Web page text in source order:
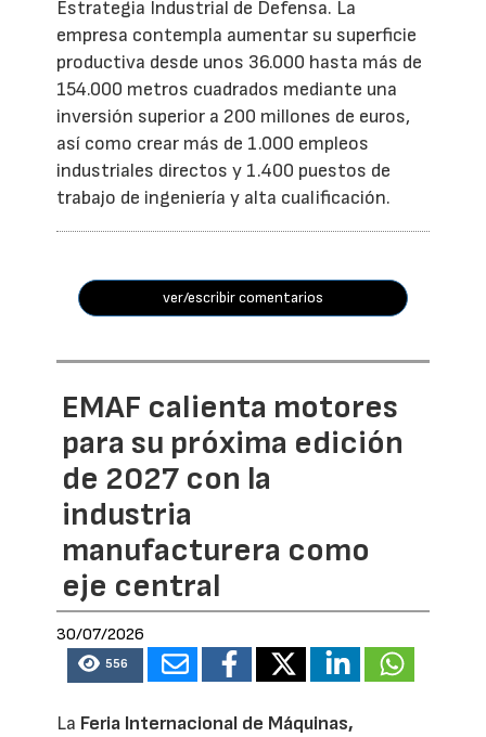
Estrategia Industrial de Defensa. La
empresa contempla aumentar su superficie
productiva desde unos 36.000 hasta más de
154.000 metros cuadrados mediante una
inversión superior a 200 millones de euros,
así como crear más de 1.000 empleos
industriales directos y 1.400 puestos de
trabajo de ingeniería y alta cualificación.
ver/escribir comentarios
EMAF calienta motores
para su próxima edición
de 2027 con la
industria
manufacturera como
eje central
30/07/2026
556
La Feria Internacional de Máquinas,